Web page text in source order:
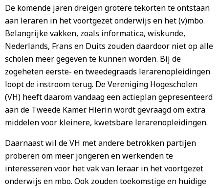
De komende jaren dreigen grotere tekorten te ontstaan
aan leraren in het voortgezet onderwijs en het (v)mbo.
Belangrijke vakken, zoals informatica, wiskunde,
Nederlands, Frans en Duits zouden daardoor niet op alle
scholen meer gegeven te kunnen worden. Bij de
zogeheten eerste- en tweedegraads lerarenopleidingen
loopt de instroom terug. De Vereniging Hogescholen
(VH) heeft daarom vandaag een actieplan gepresenteerd
aan de Tweede Kamer. Hierin wordt gevraagd om extra
middelen voor kleinere, kwetsbare lerarenopleidingen.
Daarnaast wil de VH met andere betrokken partijen
proberen om meer jongeren en werkenden te
interesseren voor het vak van leraar in het voortgezet
onderwijs en mbo. Ook zouden toekomstige en huidige